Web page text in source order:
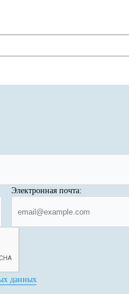
Электронная почта:
данных